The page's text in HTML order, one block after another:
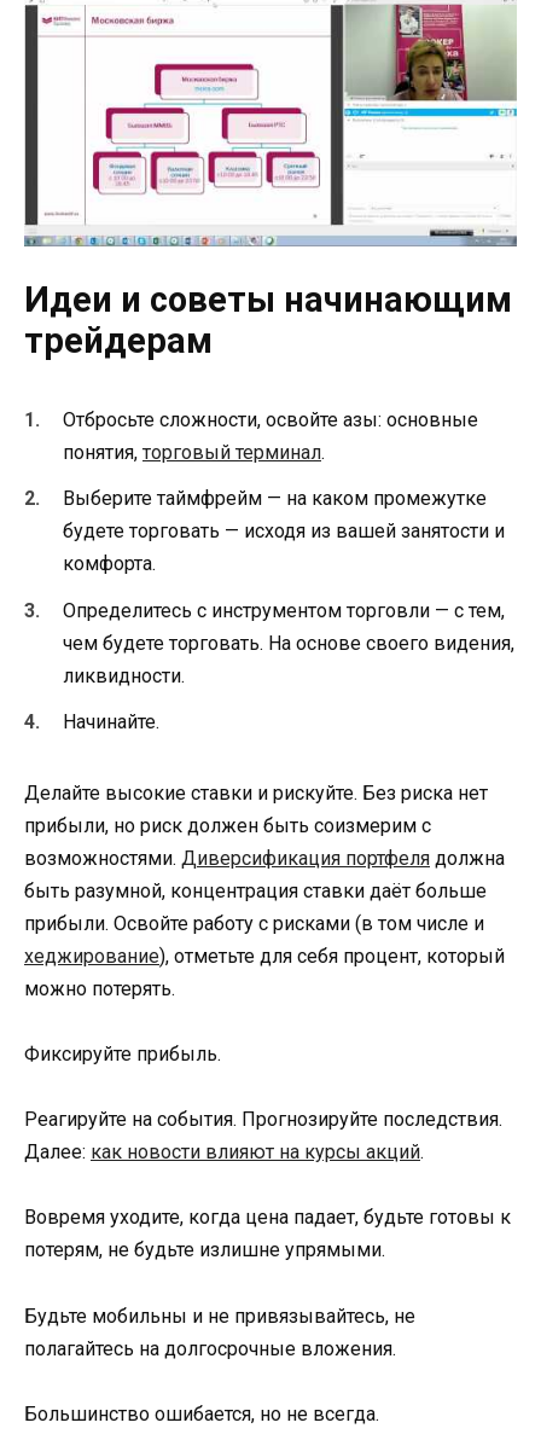
Идеи и советы начинающим
трейдерам
Отбросьте сложности, освойте азы: основные
понятия, торговый терминал.
Выберите таймфрейм — на каком промежутке
будете торговать — исходя из вашей занятости и
комфорта.
Определитесь с инструментом торговли — с тем,
чем будете торговать. На основе своего видения,
ликвидности.
Начинайте.
Делайте высокие ставки и рискуйте. Без риска нет
прибыли, но риск должен быть соизмерим с
возможностями. Диверсификация портфеля должна
быть разумной, концентрация ставки даёт больше
прибыли. Освойте работу с рисками (в том числе и
хеджирование), отметьте для себя процент, который
можно потерять.
Фиксируйте прибыль.
Реагируйте на события. Прогнозируйте последствия.
Далее: как новости влияют на курсы акций.
Вовремя уходите, когда цена падает, будьте готовы к
потерям, не будьте излишне упрямыми.
Будьте мобильны и не привязывайтесь, не
полагайтесь на долгосрочные вложения.
Большинство ошибается, но не всегда.